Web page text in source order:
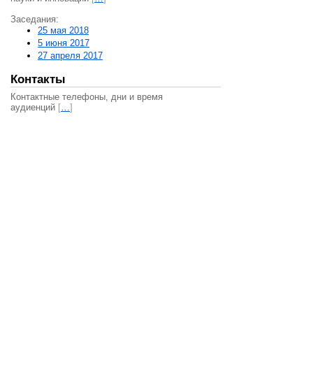
Заседания:
25 мая 2018
5 июня 2017
27 апреля 2017
Контакты
Контактные телефоны, дни и время
аудиенций […]